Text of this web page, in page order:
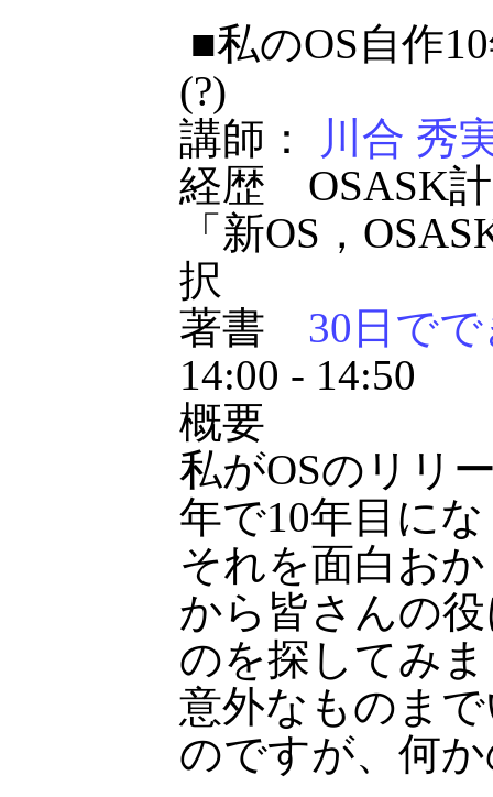
■私のOS自作
(?)
講師：
川合 秀
経歴 OSASK
「新OS，
択
著書 30日で
14:00 - 14:50
概要
私がOSのリリ
年で10年目に
それを面白お
から皆さんの
のを探してみ
意外なものま
のですが、何